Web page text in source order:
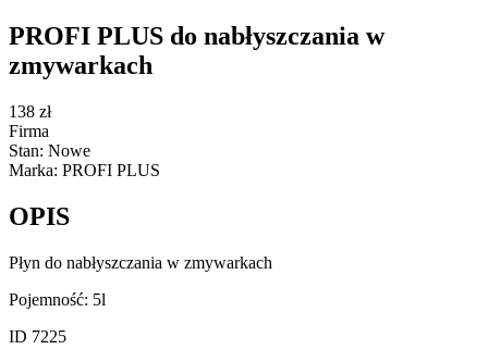
PROFI PLUS do nabłyszczania w
zmywarkach
138 zł
Firma
Stan: Nowe
Marka: PROFI PLUS
OPIS
Płyn do nabłyszczania w zmywarkach
Pojemność: 5l
ID 7225